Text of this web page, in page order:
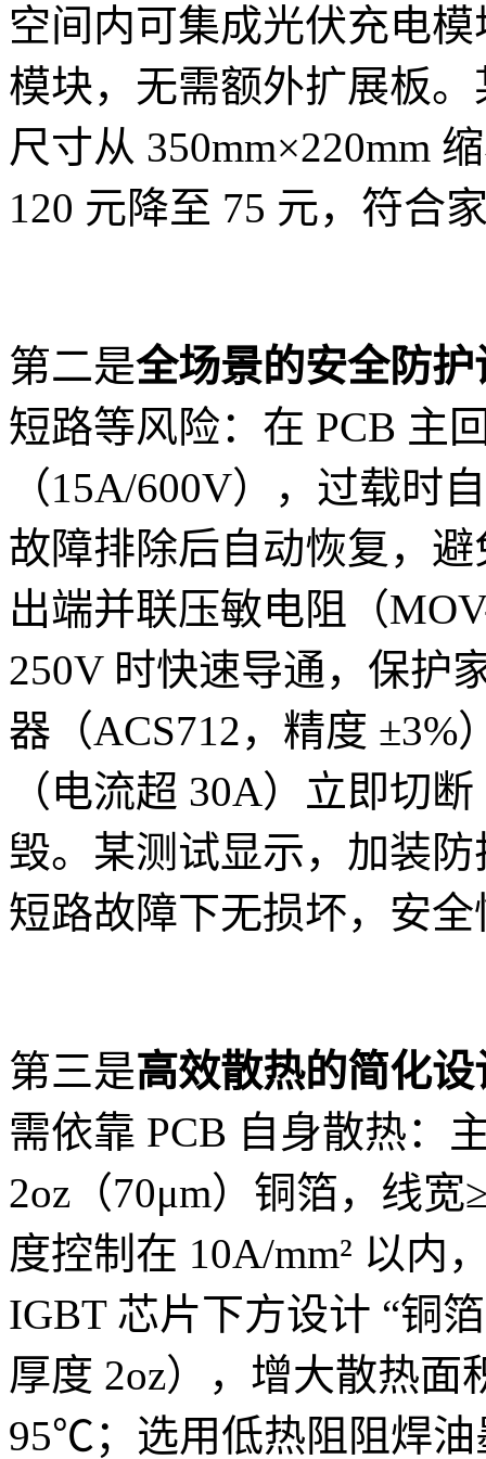
空间内可集成光伏充电
模块，无需额外扩展板
尺寸从 350mm×220mm
120 元降至 75 元，符合
第二是全场景的安全防护
短路等风险：在 PCB 主
（15A/600V），过载时
故障排除后自动恢复，
出端并联压敏电阻（
250V 时快速导通，保护
器（ACS712，精度
（电流超 30A）立即切
毁。某测试显示，加装
短路故障下无损坏，安
第三是高效散热的简化设
需依靠 PCB 自身散热：
2oz（70μm）铜箔，线
度控制在 10A/mm² 以
IGBT 芯片下方设计 “铜
厚度 2oz），增大散热
95℃；选用低热阻阻焊油